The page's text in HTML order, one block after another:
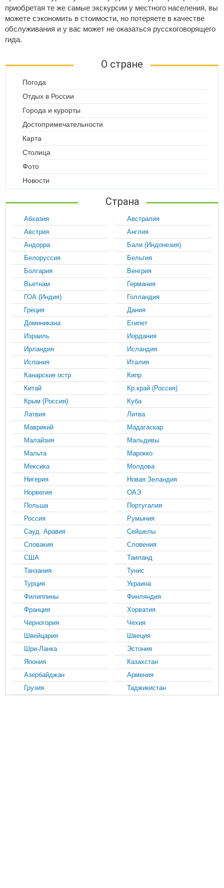
приобретая те же самые экскурсии у местного населения, вы
можете сэкономить в стоимости, но потеряете в качестве
обслуживания и у вас может не оказаться русскоговорящего
гида.
О стране
Погода
Отдых в России
Города и курорты
Достопримечательности
Карта
Столица
Фото
Новости
Страна
Абхазия
Австралия
Австрия
Англия
Андорра
Бали (Индонезия)
Белоруссия
Бельгия
Болгария
Венгрия
Вьетнам
Германия
ГОА (Индия)
Голландия
Греция
Дания
Доминикана
Египет
Израиль
Иордания
Ирландия
Исландия
Испания
Италия
Канарские остр.
Кипр
Китай
Кр.край (Россия)
Крым (Россия)
Куба
Латвия
Литва
Маврикий
Мадагаскар
Малайзия
Мальдивы
Мальта
Марокко
Мексика
Молдова
Нигерия
Новая Зеландия
Норвегия
ОАЭ
Польша
Португалия
Россия
Румыния
Сауд. Аравия
Сейшелы
Словакия
Словения
США
Таиланд
Танзания
Тунис
Турция
Украина
Филиппины
Финляндия
Франция
Хорватия
Черногория
Чехия
Швейцария
Швеция
Шри-Ланка
Эстония
Япония
Казахстан
Азербайджан
Армения
Грузия
Таджикистан